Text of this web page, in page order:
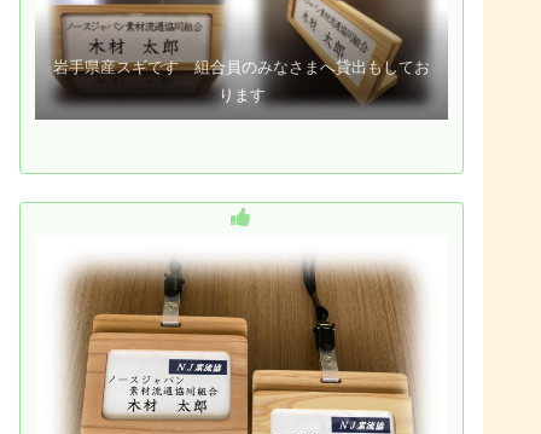
岩手県産スギです 組合員のみなさまへ貸出もしてお
ります